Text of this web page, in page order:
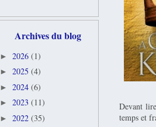
Devant
temps et
Archives du blog
► 2026 (1)
► 2025 (4)
► 2024 (6)
► 2023 (11)
► 2022 (35)